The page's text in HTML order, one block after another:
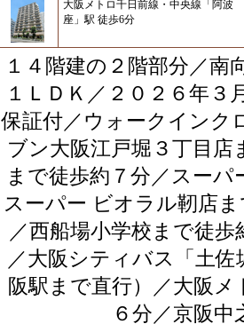
大阪メトロ千日前線・中央線「阿波
座」駅 徒歩6分
１４階建の２階部分／南
１ＬＤＫ／２０２６年
保証付／ウォークインク
ブン大阪江戸堀３丁目
まで徒歩約７分／スー
スーパー ビオラル靭店
／西船場小学校まで徒
／大阪シティバス「土
阪駅まで直行）／大阪
６分／京阪中